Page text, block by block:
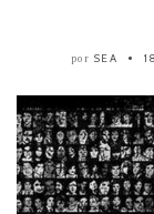
por SEA